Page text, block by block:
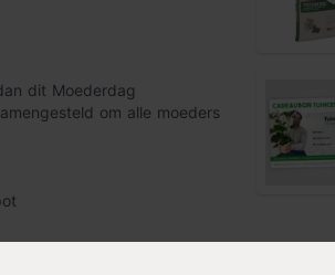
dit Moederdag
om alle moeders